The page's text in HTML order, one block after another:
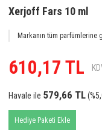
Xerjoff Fars 10 ml
Markanın tüm parfümlerine
610,17 TL
Havale ile 579,66 TL
Hediye Paketi Ekle